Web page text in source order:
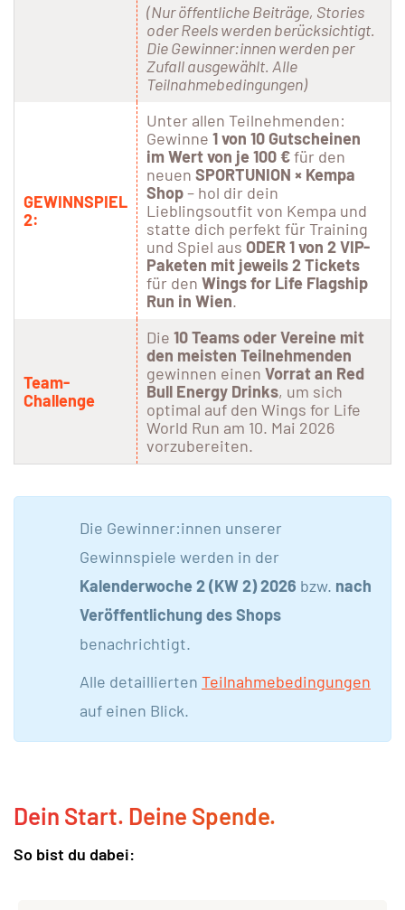
(Nur öffentliche Beiträge, Stories
oder Reels werden berücksichtigt.
Die Gewinner:innen werden per
Zufall ausgewählt. Alle
Teilnahmebedingungen)
GEWINNSPIEL
2:
Unter allen Teilnehmenden:
Gewinne 1 von 10 Gutscheinen
im Wert von je 100 €für den
neuen SPORTUNION × Kempa
Shop– hol dir dein
Lieblingsoutfit von Kempa und
statte dich perfekt für Training
und Spiel aus ODER 1 von 2 VIP-
Paketen mit jeweils 2 Tickets
für den Wings for Life Flagship
Run in Wien.
Team-
Challenge
Die 10 Teams oder Vereine mit
den meisten Teilnehmenden
gewinnen einen Vorrat an Red
Bull Energy Drinks, um sich
optimal auf den Wings for Life
World Run am 10. Mai 2026
vorzubereiten.
Die Gewinner:innen unserer
Gewinnspiele werden in der
Kalenderwoche 2 (KW 2)2026 bzw. nach
Veröffentlichung des Shops
benachrichtigt.
Alle detaillierten Teilnahmebedingungen
auf einen Blick.
Dein Start. Deine Spende.
So bist du dabei: